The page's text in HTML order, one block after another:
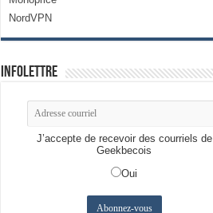
NordVPN
Infolettre
J’accepte de recevoir des courriels de
Geekbecois
Oui